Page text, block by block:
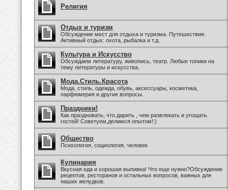
Религия
Отдых и туризм
Обсуждение мест для отдыха и туризма. Путешествия.
Активный отдых: охота, рыбалка и т.д.
Культура и Искусство
Обсуждаем литературу, живопись, театр. Любые топики на
тему литературы и искусства.
Мода.Стиль.Красота
Мода, стиль, одежда, обувь, аксессуары, косметика,
парфюмерия и другие вопросы.
Праздники!
Как праздновать, что дарить , чем развлекать и угощать
гостей! Советуем,делимся опытом!:)
Общество
Психология, социология, человек
Кулинария
Вкусная еда и хорошая выпивка! Что еще нужно?Обсуждение
рецептов, ресторанов и остальных вопросов, важных для
наших желудков.